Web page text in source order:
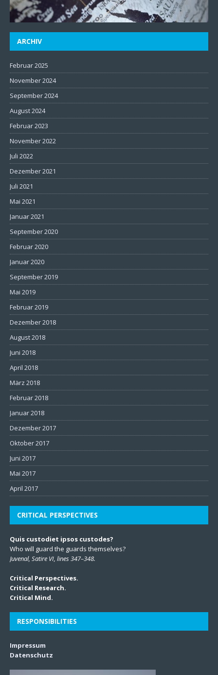
ARCHIV
Februar 2025
November 2024
September 2024
August 2024
Februar 2023
November 2022
Juli 2022
Dezember 2021
Juli 2021
Mai 2021
Januar 2021
September 2020
Februar 2020
Januar 2020
September 2019
Mai 2019
Februar 2019
Dezember 2018
August 2018
Juni 2018
April 2018
März 2018
Februar 2018
Januar 2018
Dezember 2017
Oktober 2017
Juni 2017
Mai 2017
April 2017
CRITICAL PERSPECTIVES
Quis custodiet ipsos custodes?
Who will guard the guards themselves?
Juvenal, Satire VI, lines 347–348.
Critical Perspectives.
Critical Research.
Critical Mind.
RESPONSIBILITIES
Impressum
Datenschutz